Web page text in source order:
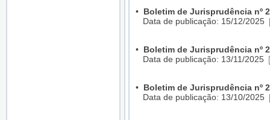
• Boletim de Jurisprudência nº
Data de publicação: 15/12/2025
• Boletim de Jurisprudência nº
Data de publicação: 13/11/2025
• Boletim de Jurisprudência nº
Data de publicação: 13/10/2025